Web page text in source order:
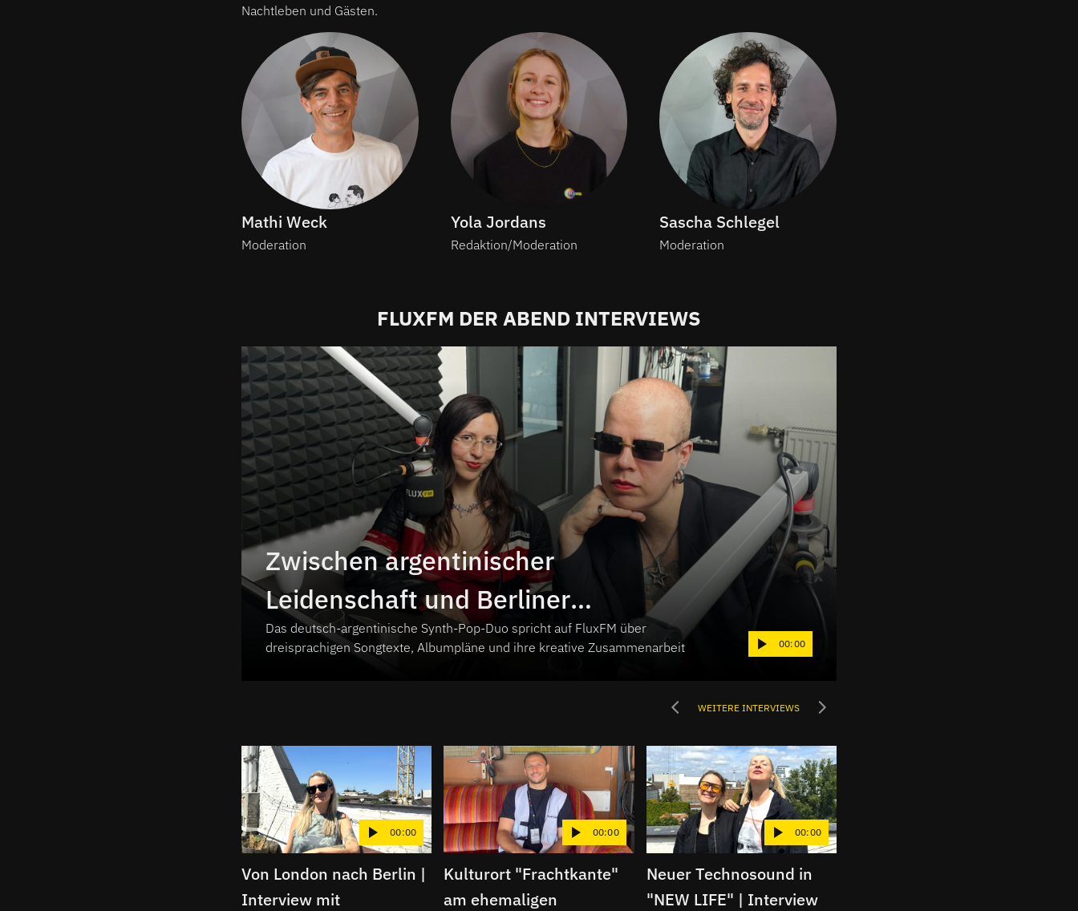
Nachtleben und Gästen.
Mathi Weck
Moderation
Yola Jordans
Redaktion/Moderation
Sascha Schlegel
Moderation
FLUXFM DER ABEND INTERVIEWS
Zwischen argentinischer
Leidenschaft und Berliner
Clubsound | Interview Lingua
Das deutsch-argentinische Synth-Pop-Duo spricht auf FluxFM über
dreisprachigen Songtexte, Albumpläne und ihre kreative Zusammenarbeit
00:00
WEITERE INTERVIEWS
00:00
Von London nach Berlin |
Interview mit
00:00
Kulturort "Frachtkante"
am ehemaligen
00:00
Neuer Technosound in
"NEW LIFE" | Interview